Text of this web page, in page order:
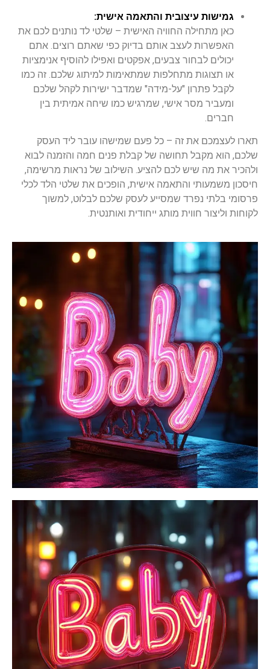
גמישות עיצובית והתאמה אישית:
כאן מתחילה החוויה האישית – שלטי לד נותנים לכם את
האפשרות לעצב אותם בדיוק כפי שאתם רוצים. אתם
יכולים לבחור צבעים, אפקטים ואפילו להוסיף אנימציות
או תצוגות מתחלפות שמתאימות למיתוג שלכם. זה כמו
לקבל פתרון "על-מידה" שמדבר ישירות לקהל שלכם
ומעביר מסר אישי, שמרגיש כמו שיחה אמיתית בין
חברים.
תארו לעצמכם את זה – כל פעם שמישהו עובר ליד העסק
שלכם, הוא מקבל תחושה של קבלת פנים חמה והזמנה לבוא
ולהכיר את מה שיש לכם להציע. השילוב של נראות מרשימה,
חיסכון משמעותי והתאמה אישית, הופכים את שלטי הלד לכלי
פרסומי בלתי נפרד שמסייע לעסק שלכם לבלוט, למשוך
לקוחות וליצור חווית מותג ייחודית ואותנטית.